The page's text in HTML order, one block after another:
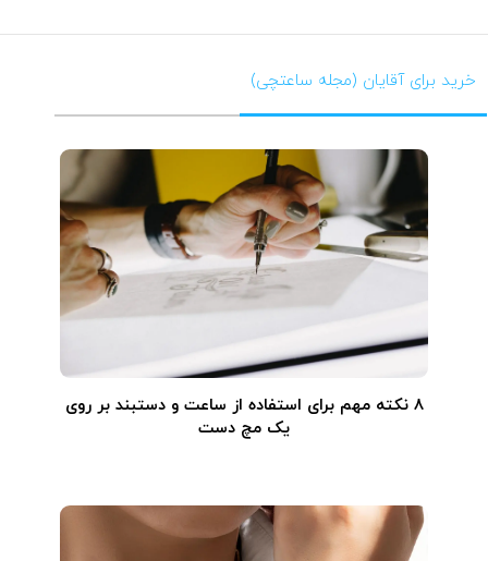
خرید برای آقایان (مجله ساعتچی)
۸ نکته مهم برای استفاده از ساعت و دستبند بر روی
یک مچ دست